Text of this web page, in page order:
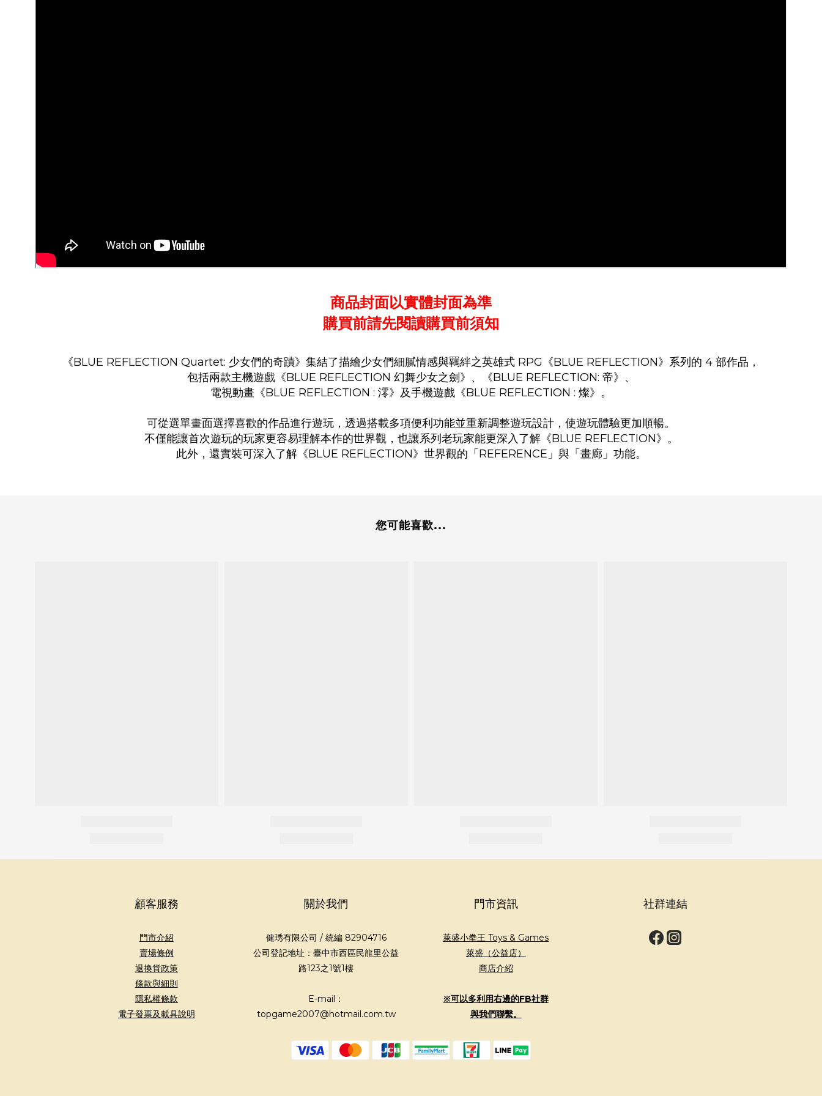
商品封面以實體封面為準
購買前請先閱讀購買前須知
《BLUE REFLECTION Quartet: 少女們的奇蹟》集結了描繪少女們細膩情感與羈絆之英雄式 RPG《BLUE REFLECTION》系列的 4 部作品，
包括兩款主機遊戲《BLUE REFLECTION 幻舞少女之劍》、《BLUE REFLECTION: 帝》、
電視動畫《BLUE REFLECTION : 澪》及手機遊戲《BLUE REFLECTION : 燦》。
可從選單畫面選擇喜歡的作品進行遊玩，透過搭載多項便利功能並重新調整遊玩設計，使遊玩體驗更加順暢。
不僅能讓首次遊玩的玩家更容易理解本作的世界觀，也讓系列老玩家能更深入了解《BLUE REFLECTION》。
此外，還實裝可深入了解《BLUE REFLECTION》世界觀的「REFERENCE」與「畫廊」功能。
您可能喜歡...
顧客服務
門市介紹
賣場條例
退換貨政策
條款與細則
隱私權條款
電子發票及載具說明
關於我們
健琇有限公司 / 統編 82904716
公司登記地址：臺中市西區民龍里公益
路123之1號1樓
E-mail：
topgame2007@hotmail.com.tw
門市資訊
萊盛小拳王 Toys & Games
萊盛（公益店）
商店介紹
※可以多利用右邊的FB社群
與我們聯繫。
社群連結